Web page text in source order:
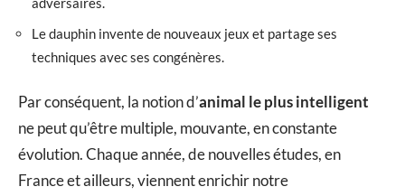
Le dauphin invente de nouveaux jeux et partage ses
techniques avec ses congénères.
Par conséquent, la notion d’animal le plus intelligent
ne peut qu’être multiple, mouvante, en constante
évolution. Chaque année, de nouvelles études, en
France et ailleurs, viennent enrichir notre